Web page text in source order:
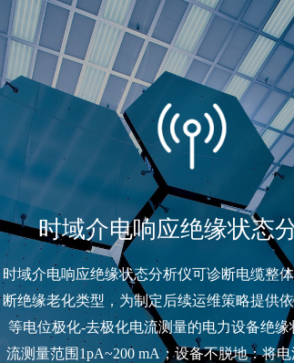
时域介电响应绝缘状态
时域介电响应绝缘状态分析仪可诊断电缆整
断绝缘老化类型，为制定后续运维策略提供
等电位极化-去极化电流测量的电力设备绝缘
流测量范围1pA~200 mA；设备不脱地：将